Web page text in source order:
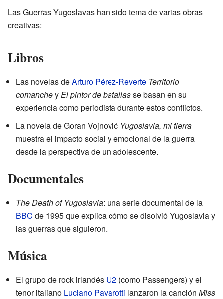
Las Guerras Yugoslavas han sido tema de varias obras
creativas:
Libros
Las novelas deArturo Pérez-Reverte Territorio
comancheyEl pintor de batallasse basan en su
experiencia como periodista durante estos conflictos.
La novela de Goran Vojnović Yugoslavia, mi tierra
muestra el impacto social y emocional de la guerra
desde la perspectiva de un adolescente.
Documentales
The Death of Yugoslavia: una serie documental de la
BBC de 1995 que explica cómo se disolvió Yugoslavia y
las guerras que siguieron.
Música
El grupo de rock irlandés U2 (como Passengers) y el
tenor italiano Luciano Pavarotti lanzaron la canción Miss